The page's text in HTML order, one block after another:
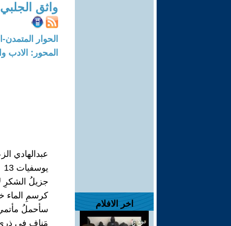
اخر الافلام
واثق الجلبي
الحوار المتمدن-العدد: 7157 - 2022
المحور: الادب
عبدالهادي
يوسفيات 13
جزيلُ الشكرِ
كرسمِ الماء
سأحملُ مأتمي
مَنافٍ في